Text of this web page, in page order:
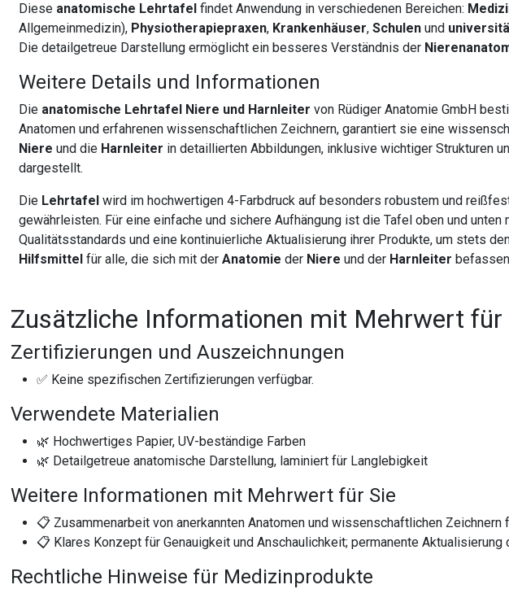
Diese anatomische Lehrtafel findet Anwendung in verschiedenen Bereichen:
Allgemeinmedizin), Physiotherapiepraxen, Krankenhäuser,Schulen und
Die detailgetreue Darstellung ermöglicht ein besseres Verständnis der
Weitere Details und Informationen
Die anatomische Lehrtafel Niere und Harnleiter von Rüdiger Anatomie GmbH
Anatomen und erfahrenen wissenschaftlichen Zeichnern, garantiert sie eine
Niere und die Harnleiter in detaillierten Abbildungen, inklusive wichtiger Strukturen
dargestellt.
Die Lehrtafel wird im hochwertigen 4-Farbdruck auf besonders robustem und
gewährleisten. Für eine einfache und sichere Aufhängung ist die Tafel oben und
Qualitätsstandards und eine kontinuierliche Aktualisierung ihrer Produkte, um stets
Hilfsmittel für alle, die sich mit derAnatomie der Niere und der Harnleiter
Zusätzliche Informationen mit Mehrwert für
Zertifizierungen und Auszeichnungen
✅ Keine spezifischen Zertifizierungen verfügbar.
Verwendete Materialien
🌿 Hochwertiges Papier, UV-beständige Farben
🌿 Detailgetreue anatomische Darstellung, laminiert für Langlebigkeit
Weitere Informationen mit Mehrwert für Sie
📋 Zusammenarbeit von anerkannten Anatomen und wissenschaftlichen Zeichnern
📋 Klares Konzept für Genauigkeit und Anschaulichkeit; permanente
Rechtliche Hinweise für Medizinprodukte